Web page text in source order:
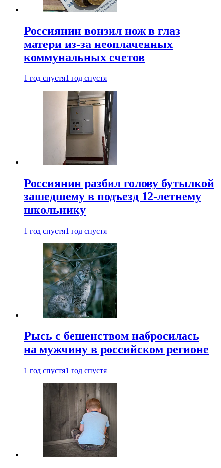
Россиянин вонзил нож в глаз
матери из-за неоплаченных
коммунальных счетов
1 год спустя1 год спустя
Россиянин разбил голову бутылкой
зашедшему в подъезд 12-летнему
школьнику
1 год спустя1 год спустя
Рысь с бешенством набросилась
на мужчину в российском регионе
1 год спустя1 год спустя